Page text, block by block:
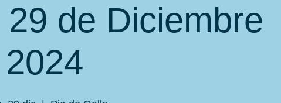
de Diciembre
2024